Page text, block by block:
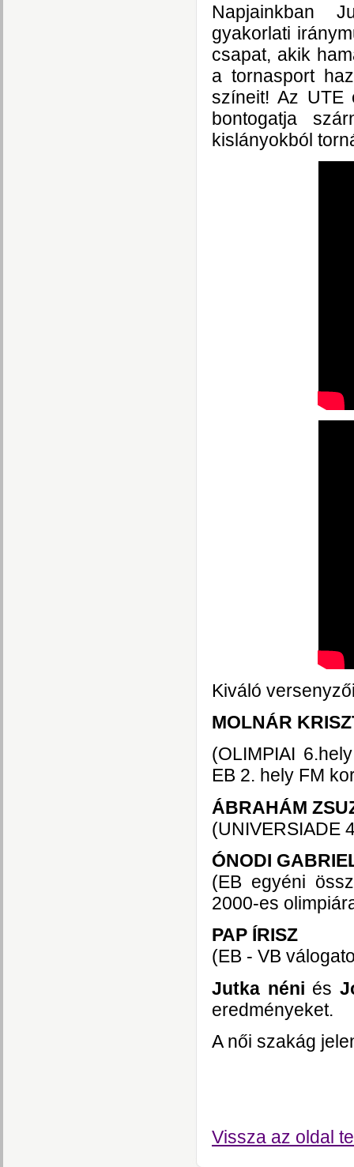
Napjainkban
gyakorlati
csapat, akik
a tornasport
színeit! Az UTE
bontogatja
kislányokból
Kiváló
MOLNÁR
(OLIMPIAI
EB 2. hely FM
ÁBRAHÁM
(UNIVERSIADE
ÓNODI
(EB egyéni
2000-es
PAP ÍRISZ
(EB - VB
Jutka néni és
eredményeket.
A női szakág
Vissza az oldal